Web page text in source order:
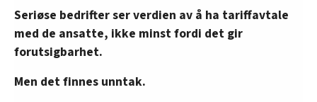
Seriøse bedrifter ser verdien av å ha tariffavtale
med de ansatte, ikke minst fordi det gir
forutsigbarhet.
Men det finnes unntak.